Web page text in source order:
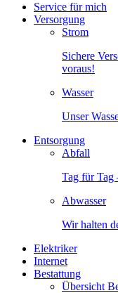
Service für mich
Versorgung
Strom
Sichere
voraus!
Wasser
Unser
Entsorgung
Abfall
Tag für Tag
Abwasser
Wir halten
Elektriker
Internet
Bestattung
Übersicht